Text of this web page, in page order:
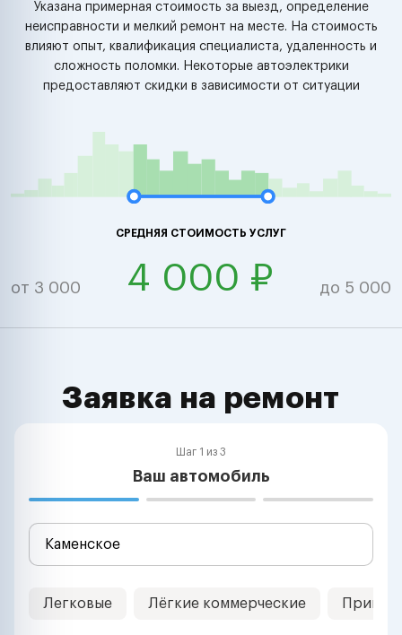
Указана примерная стоимость за выезд, определение
неисправности и мелкий ремонт на месте. На стоимость
влияют опыт, квалификация специалиста, удаленность и
сложность поломки. Некоторые автоэлектрики
предоставляют скидки в зависимости от ситуации
СРЕДНЯЯ СТОИМОСТЬ УСЛУГ
от 3 000 4 000 ₽ до 5 000
Заявка на ремонт
Шаг 1 из 3
Ваш автомобиль
Легковые Лёгкие коммерческие